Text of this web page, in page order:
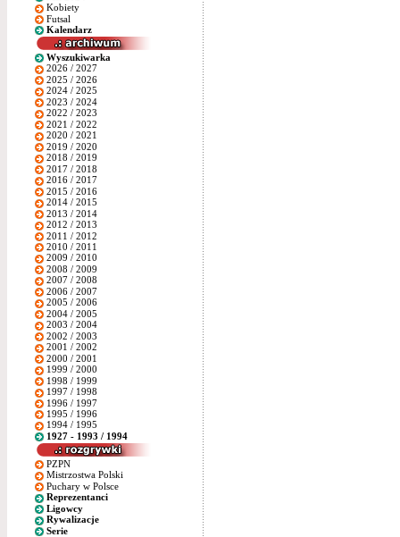
Kobiety
Futsal
Kalendarz
Wyszukiwarka
2026 / 2027
2025 / 2026
2024 / 2025
2023 / 2024
2022 / 2023
2021 / 2022
2020 / 2021
2019 / 2020
2018 / 2019
2017 / 2018
2016 / 2017
2015 / 2016
2014 / 2015
2013 / 2014
2012 / 2013
2011 / 2012
2010 / 2011
2009 / 2010
2008 / 2009
2007 / 2008
2006 / 2007
2005 / 2006
2004 / 2005
2003 / 2004
2002 / 2003
2001 / 2002
2000 / 2001
1999 / 2000
1998 / 1999
1997 / 1998
1996 / 1997
1995 / 1996
1994 / 1995
1927 - 1993 / 1994
PZPN
Mistrzostwa Polski
Puchary w Polsce
Reprezentanci
Ligowcy
Rywalizacje
Serie